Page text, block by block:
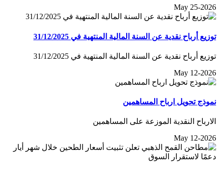
May 25-2026
توزيع أرباح نقدية عن السنة المالية المنتهية في 31/12/2025
توزيع أرباح نقدية عن السنة المالية المنتهية في 31/12/2025
May 12-2026
نموذج تحويل ارباح المساهمين
الارباح النقدية الموزعة على المساهمين
May 12-2026